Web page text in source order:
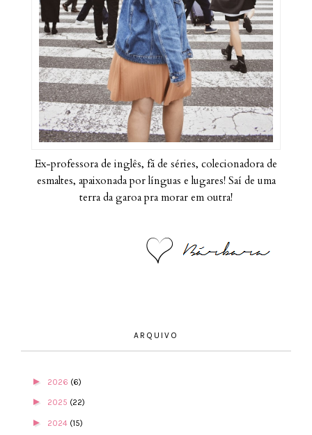
Ex-professora de inglês, fã de séries, colecionadora de
esmaltes, apaixonada por línguas e lugares! Saí de uma
terra da garoa pra morar em outra!
ARQUIVO
► 2026 (6)
► 2025 (22)
► 2024 (15)